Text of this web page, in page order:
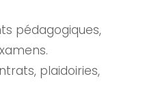
pédagogiques,
plaidoiries,